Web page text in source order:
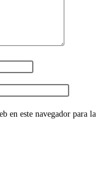
en este navegador para la